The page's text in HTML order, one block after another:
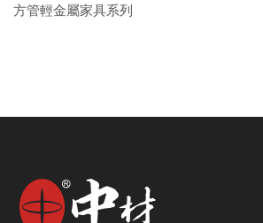
方管輕金屬家具系列